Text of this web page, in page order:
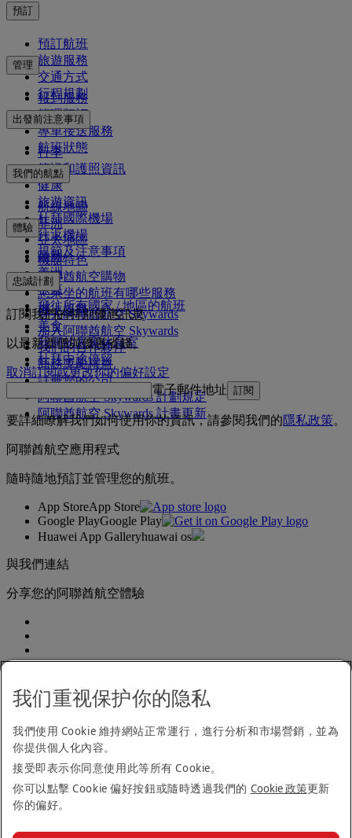
預訂
預訂航班
旅遊服務
交通方式
行程規劃
管理
報到服務
管理預訂
專車接送服務
航班狀態
出發前注意事項
行李
簽證和護照資訊
健康
旅遊資訊
杜拜國際機場
往返機場
規範及注意事項
我們的航點
航線地圖
非洲
亞太地區
歐洲
美洲
中東
飛往所有國家 / 地區的航班
體驗
機艙特色
阿聯酋航空購物
您乘坐的航班有哪些服務
機上娛樂
美食
我們的貴賓休息室
杜拜中途停留
忠誠計劃
登入阿聯酋航空 Skywards
加入阿聯酋航空 Skywards
我們的合作夥伴
商務獎勵權益
註冊您的公司
阿聯酋航空 Skywards 計劃規定
阿聯酋航空 Skywards 計畫更新
訂閱我們的特別優惠訊息
以最新票價與優惠省錢。
取消訂閱或更改你的偏好設定
電子郵件地址 訂閱
要詳細瞭解我們如何使用你的資訊，請參閱我們的隱私政策。
阿聯酋航空應用程式
隨時隨地預訂並管理您的航班。
App StoreApp Store
Google PlayGoogle Play
Huawei App Galleryhuawai os
與我們連結
分享您的阿聯酋航空體驗
無障礙聲明
聯絡我們
隱私政策
規則與條款
Cookie 政策
《現代反奴隸制度法案》透明化聲明
我们重视保护你的隐私
我們使用 Cookie 維持網站正常運行，進行分析和市場營銷，並為
你提供個人化內容。
接受即表示你同意使用此等所有 Cookie。
你可以點擊 Cookie 偏好按鈕或隨時透過我們的 Cookie 政策更新
你的偏好。